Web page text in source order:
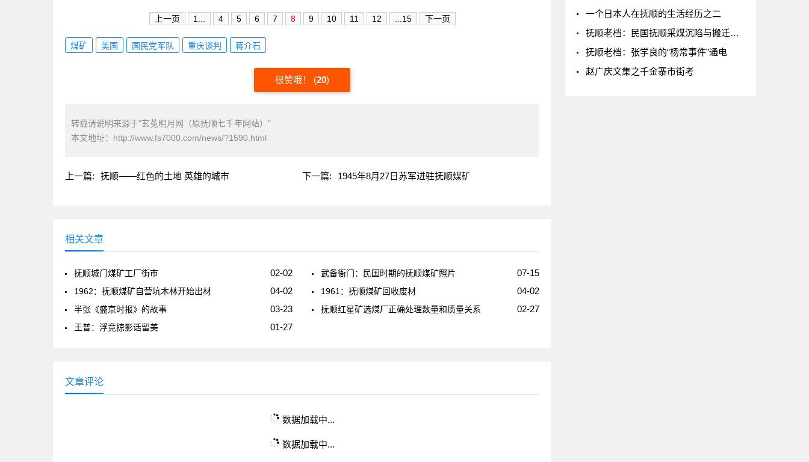
上一页 1... 4 5 6 7 8 9 10 11 12 ...15 下一页
煤矿 美国 国民党军队 重庆谈判 蒋介石
很赞哦！ (20)
转载请说明来源于"玄菟明月网（原抚顺七千年网站）"
本文地址： http://www.fs7000.com/news/?1590.html
上一篇: 抚顺——红色的土地 英雄的城市 下一篇: 1945年8月27日苏军进驻抚顺煤矿
相关文章
02-02
抚顺城门煤矿工厂街市 07-15
武备衙门：民国时期的抚顺煤矿照片
04-02
1962：抚顺煤矿自营坑木林开始出材 04-02
1961：抚顺煤矿回收废材
03-23
半张《盛京时报》的故事 02-27
抚顺红星矿选煤厂正确处理数量和质量关系
01-27
王普：浮竞掠影话留美
文章评论
数据加载中...
数据加载中...
一个日本人在抚顺的生活经历之二
抚顺老档：民国抚顺采煤沉陷与搬迁问题的交涉
抚顺老档：张学良的“杨常事件”通电
赵广庆文集之千金寨市街考